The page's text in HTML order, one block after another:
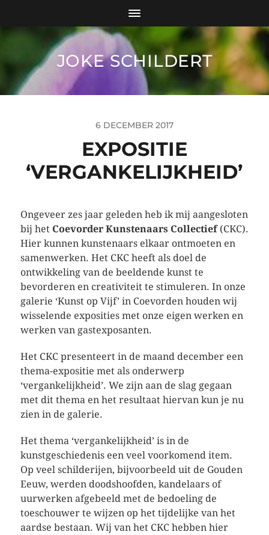
JOKE SCHILDERT
6 DECEMBER 2017
EXPOSITIE
‘VERGANKELIJKHEID’
Ongeveer zes jaar geleden heb ik mij aangesloten
bij het Coevorder Kunstenaars Collectief(CKC).
Hier kunnen kunstenaars elkaar ontmoeten en
samenwerken. Het CKC heeft als doel de
ontwikkeling van de beeldende kunst te
bevorderen en creativiteit te stimuleren. In onze
galerie ‘Kunst op Vijf’ in Coevorden houden wij
wisselende exposities met onze eigen werken en
werken van gastexposanten.
Het CKC presenteert in de maand december een
thema-expositie met als onderwerp
‘vergankelijkheid’. We zijn aan de slag gegaan
met dit thema en het resultaat hiervan kun je nu
zien in de galerie.
Het thema ‘vergankelijkheid’ is in de
kunstgeschiedenis een veel voorkomend item.
Op veel schilderijen, bijvoorbeeld uit de Gouden
Eeuw, werden doodshoofden, kandelaars of
uurwerken afgebeeld met de bedoeling de
toeschouwer te wijzen op het tijdelijke van het
aardse bestaan. Wij van het CKC hebben hier